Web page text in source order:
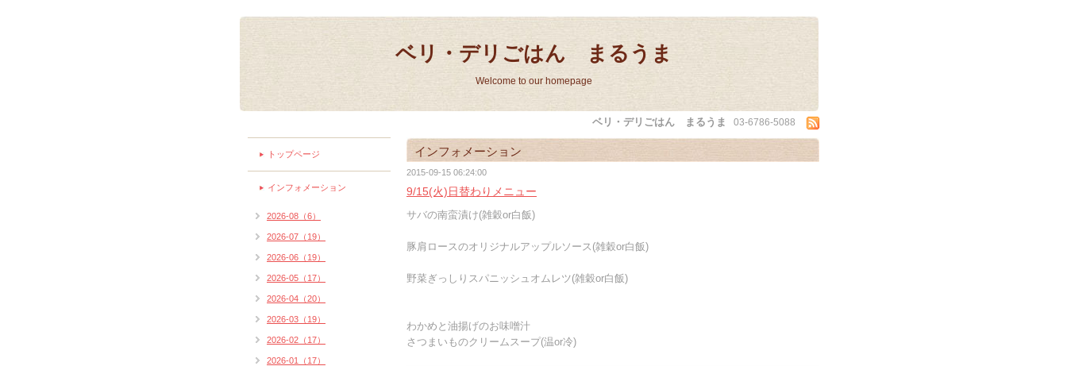
ベリ・デリごはん まるうま
Welcome to our homepage
ベリ・デリごはん まるうま 03-6786-5088
インフォメーション
2015-09-15 06:24:00
9/15(火)日替わりメニュー
サバの南蛮漬け(雑穀or白飯)
豚肩ロースのオリジナルアップルソース(雑穀or白飯)
野菜ぎっしりスパニッシュオムレツ(雑穀or白飯)
わかめと油揚げのお味噌汁
さつまいものクリームスープ(温or冷)
トップページ
インフォメーション
2026-08（6）
2026-07（19）
2026-06（19）
2026-05（17）
2026-04（20）
2026-03（19）
2026-02（17）
2026-01（17）